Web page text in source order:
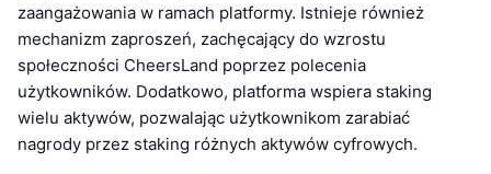
zaangażowania w ramach platformy. Istnieje również
mechanizm zaproszeń, zachęcający do wzrostu
społeczności CheersLand poprzez polecenia
użytkowników. Dodatkowo, platforma wspiera staking
wielu aktywów, pozwalając użytkownikom zarabiać
nagrody przez staking różnych aktywów cyfrowych.